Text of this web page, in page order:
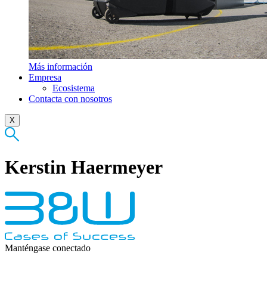
Más información
Empresa
Ecosistema
Contacta con nosotros
X
Kerstin Haermeyer
Manténgase conectado